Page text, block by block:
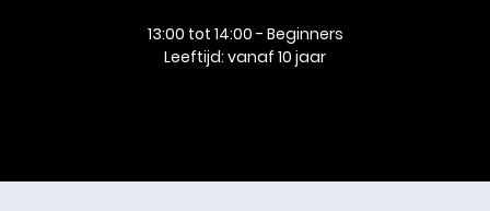
13:00 tot 14:00 - Beginners
Leeftijd: vanaf 10 jaar